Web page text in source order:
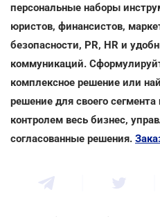
персональные наборы
юристов, финансистов,
безопасности, PR, HR и
коммуникаций.
комплексное решение или
решение для своего
контролем весь бизнес,
согласованные решения.